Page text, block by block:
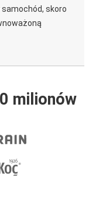
samochód, skoro
milionów